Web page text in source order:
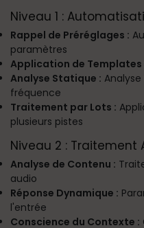
Niveau 1 :
Rappel de Préréglages :
paramètres
Application de Templates
Analyse Statique :
fréquence
Traitement par Lots :
plusieurs pistes
Niveau 2 : Traitement
Analyse de Contenu :
audio
Réponse Dynamique :
l'entrée
Conscience du Contexte :